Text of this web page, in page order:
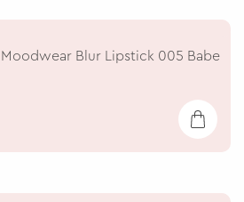
Moodwear Blur Lipstick 005 Babe